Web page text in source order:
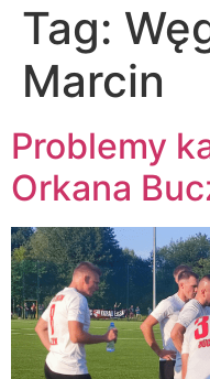
Tag:
Marcin
Problemy
Orkana